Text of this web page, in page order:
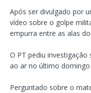
Após ser divulgado por
vídeo sobre o golpe
empurra entre as alas
O PT pediu
ao ar no último domingo
Perguntado sobre o